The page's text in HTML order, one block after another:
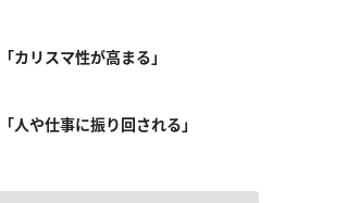
カリスマ性が高まる」
人や仕事に振り回される」